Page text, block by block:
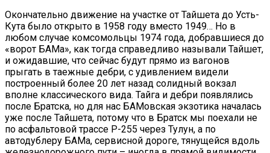
Окончательно движение на участке от Тайшета до Усть-
Кута было открыто в 1958 году вместо 1949… Но в
любом случае комсомольцы 1974 года, добравшиеся до
«ворот БАМа», как тогда справедливо называли Тайшет,
и ожидавшие, что сейчас будут прямо из вагонов
прыгать в таежные дебри, с удивлением видели
построенный более 20 лет назад солидный вокзал
вполне классического вида. Тайга и дебри появлялись
после Братска, но для нас БАМовская экзотика началась
уже после Тайшета, потому что в Братск мы поехали не
по асфальтовой трассе Р-255 через Тулун, а по
автодублеру БАМа, сервисной дороге, тянущейся вдоль